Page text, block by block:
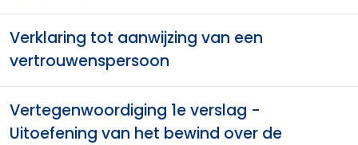
Verklaring tot aanwijzing van een
vertrouwenspersoon
Vertegenwoordiging 1e verslag -
Uitoefening van het bewind over de